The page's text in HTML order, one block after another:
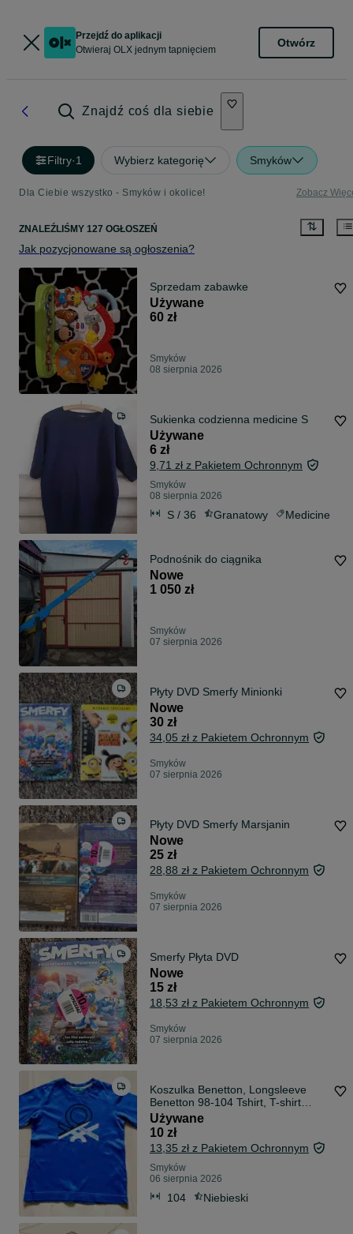
Przejdź do aplikacji
Otwieraj OLX jednym tapnięciem
Otwórz
Znajdź coś dla siebie
Filtry·1 Wybierz kategorię Smyków
Dla Ciebie wszystko - Smyków i okolice! Zobacz
ZNALEŹLIŚMY 127 OGŁOSZEŃ
Jak pozycjonowane są ogłoszenia?
Sprzedam zabawke
Używane
60 zł
Smyków
08 sierpnia 2026
Sukienka codzienna medicine S
Używane
6 zł
9,71 zł z Pakietem Ochronnym
Smyków
08 sierpnia 2026
S / 36 Granatowy Medicine
Podnośnik do ciągnika
Nowe
1 050 zł
Smyków
07 sierpnia 2026
Płyty DVD Smerfy Minionki
Nowe
30 zł
34,05 zł z Pakietem Ochronnym
Smyków
07 sierpnia 2026
Płyty DVD Smerfy Marsjanin
Nowe
25 zł
28,88 zł z Pakietem Ochronnym
Smyków
07 sierpnia 2026
Smerfy Płyta DVD
Nowe
15 zł
18,53 zł z Pakietem Ochronnym
Smyków
07 sierpnia 2026
Koszulka Benetton, Longsleeve
Benetton 98-104 Tshirt, T-shirt
Idealny
Używane
10 zł
13,35 zł z Pakietem Ochronnym
Smyków
06 sierpnia 2026
104 Niebieski